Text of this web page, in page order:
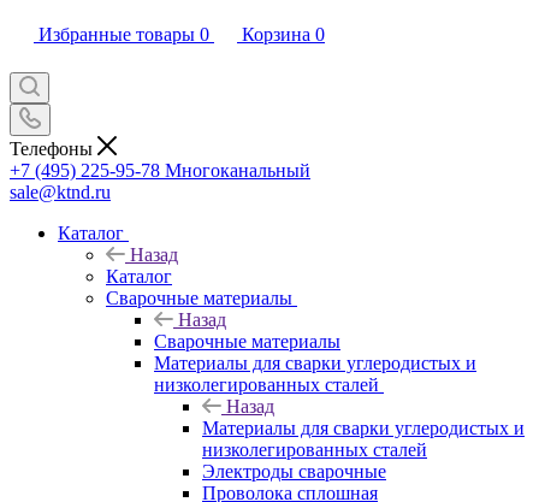
Избранные товары 0 Корзина 0
Телефоны
+7 (495) 225-95-78 Многоканальный
sale@ktnd.ru
Каталог
Назад
Каталог
Сварочные материалы
Назад
Сварочные материалы
Материалы для сварки углеродистых и
низколегированных сталей
Назад
Материалы для сварки углеродистых и
низколегированных сталей
Электроды сварочные
Проволока сплошная